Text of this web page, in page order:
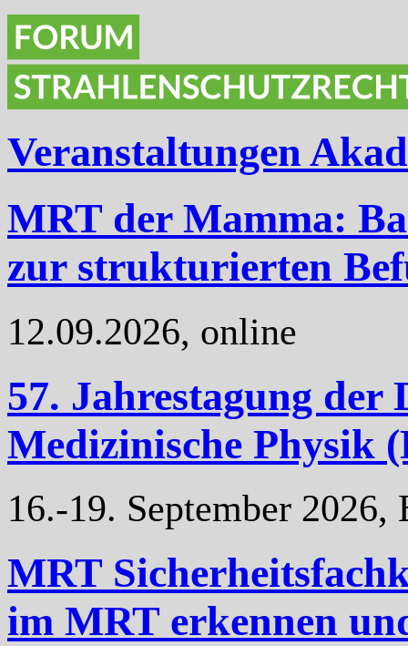
Veranstaltungen
MRT der Mamma:
zur strukturierten
12.09.2026, online
57. Jahrestagung der
Medizinische Physik
16.-19. September 2026,
MRT
im MRT erkennen